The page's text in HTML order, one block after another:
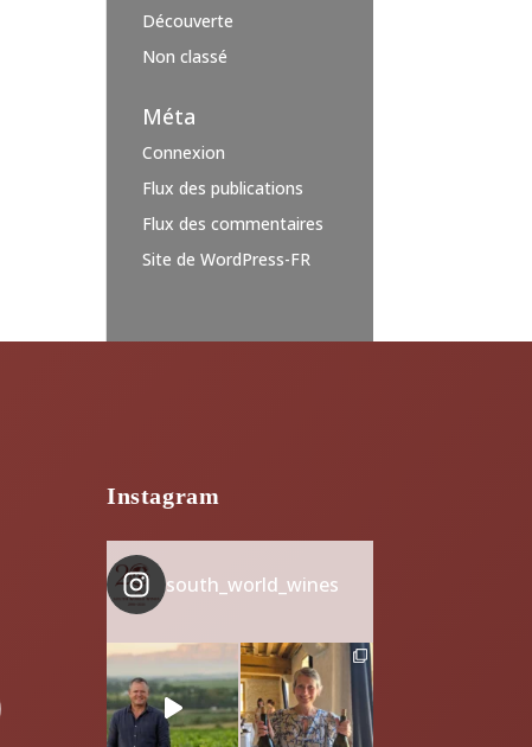
Découverte
Non classé
Méta
Connexion
Flux des publications
Flux des commentaires
Site de WordPress-FR
Instagram
south_world_wines